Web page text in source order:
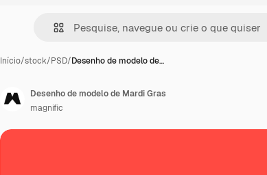
Início/stock/PSD/Desenho de modelo de…
Desenho de modelo de Mardi Gras
magnific